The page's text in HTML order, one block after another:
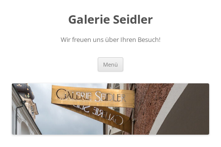
Galerie Seidler
Wir freuen uns über Ihren Besuch!
Menü